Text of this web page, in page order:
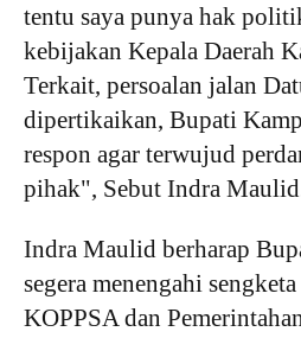
tentu saya punya hak
kebijakan Kepala Daerah
Terkait, persoalan jalan
dipertikaikan, Bupati
respon agar terwujud
pihak", Sebut Indra
Indra Maulid berharap
segera menengahi
KOPPSA dan